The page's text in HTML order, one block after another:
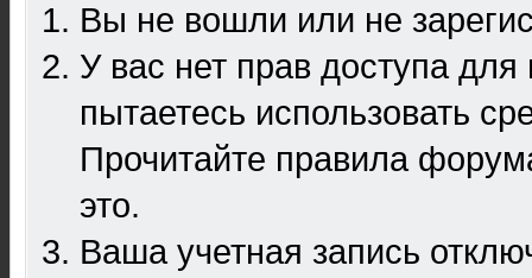
Вы не вошли или не
У вас нет прав доступа
пытаетесь использовать
Прочитайте правила
это.
Ваша учетная запись